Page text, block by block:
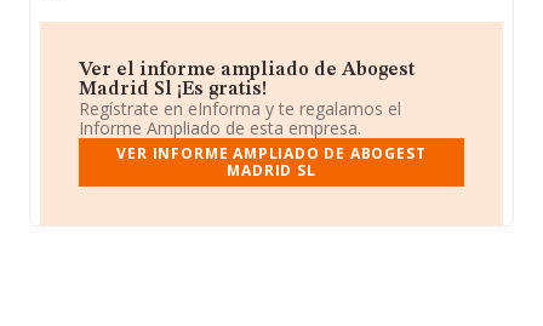
Ver el informe ampliado de Abogest
Madrid Sl ¡Es gratis!
Regístrate en eInforma y te regalamos el
Informe Ampliado de esta empresa.
VER INFORME AMPLIADO DE ABOGEST
MADRID SL